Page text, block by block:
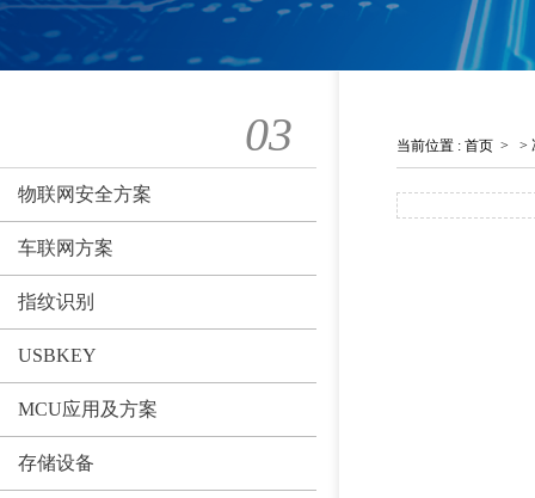
03
物联网安全方案
车联网方案
指纹识别
USBKEY
MCU应用及方案
存储设备
当前位置 : 首页 > >